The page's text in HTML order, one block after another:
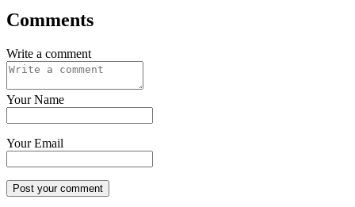
Comments
Write a comment
Your Name
Your Email
Post your comment